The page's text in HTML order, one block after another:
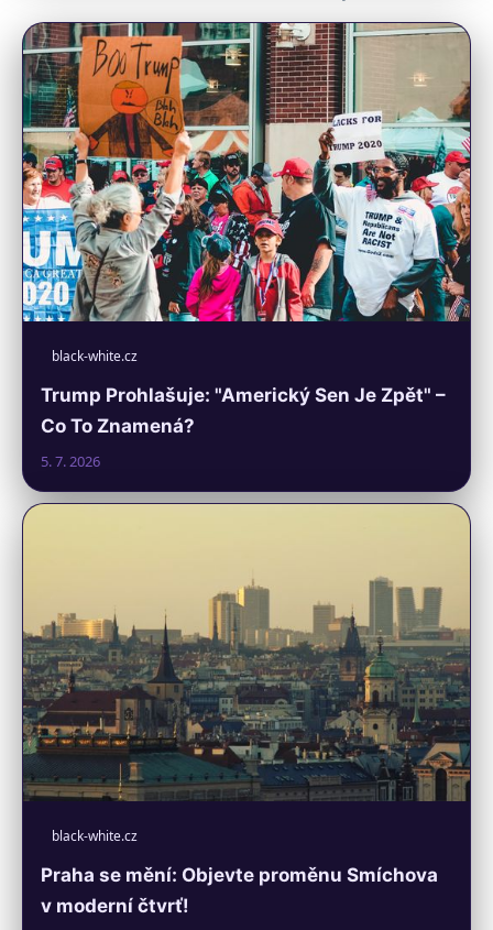
black-white.cz
Trump Prohlašuje: "Americký Sen Je Zpět" –
Co To Znamená?
5. 7. 2026
black-white.cz
Praha se mění: Objevte proměnu Smíchova
v moderní čtvrť!